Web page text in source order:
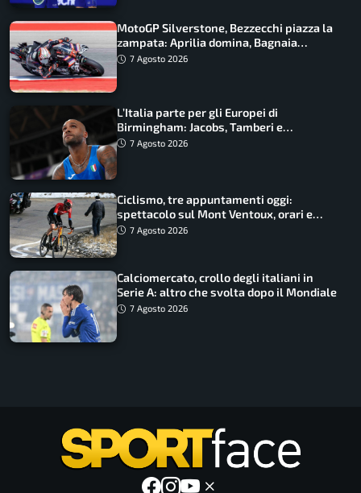
MotoGP Silverstone, Bezzecchi piazza la
zampata: Aprilia domina, Bagnaia
costretto al Q1
7 Agosto 2026
L’Italia parte per gli Europei di
Birmingham: Jacobs, Tamberi e
Battocletti guidano una spedizione
7 Agosto 2026
Ciclismo, tre appuntamenti oggi:
spettacolo sul Mont Ventoux, orari e
come vederli
7 Agosto 2026
Calciomercato, crollo degli italiani in
Serie A: altro che svolta dopo il Mondiale
7 Agosto 2026